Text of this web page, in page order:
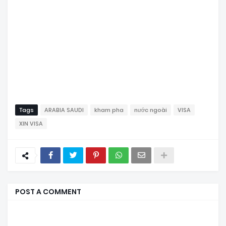
Tags ARABIA SAUDI kham pha nước ngoài
VISA
XIN VISA
POST A COMMENT